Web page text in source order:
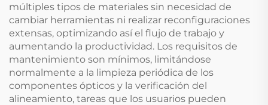
múltiples tipos de materiales sin necesidad de
cambiar herramientas ni realizar reconfiguraciones
extensas, optimizando así el flujo de trabajo y
aumentando la productividad. Los requisitos de
mantenimiento son mínimos, limitándose
normalmente a la limpieza periódica de los
componentes ópticos y la verificación del
alineamiento, tareas que los usuarios pueden